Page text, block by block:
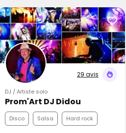
29 avis
DJ / Artiste solo
Prom'Art DJ Didou
Disco Salsa Hard rock